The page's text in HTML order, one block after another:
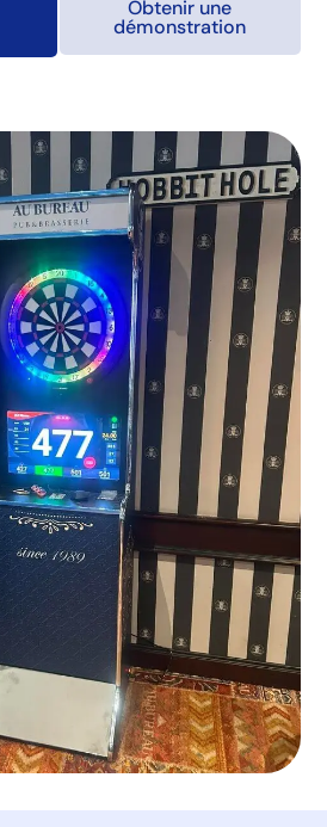
Obtenir une
démonstration